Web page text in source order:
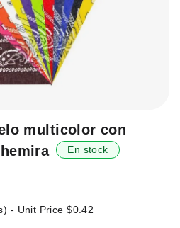
multicolor con
En stock
- Unit Price$0.42